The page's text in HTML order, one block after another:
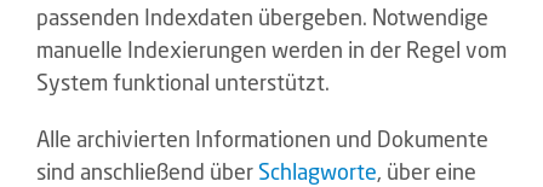
passenden Indexdaten übergeben. Notwendige
manuelle Indexierungen werden in der Regel vom
System funktional unterstützt.
Alle archivierten Informationen und Dokumente
sind anschließend über Schlagworte, über eine